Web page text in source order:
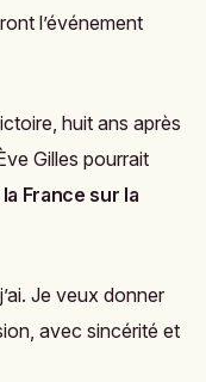
l’événement
huit ans après
Gilles pourrait
France sur la
Je veux donner
avec sincérité et